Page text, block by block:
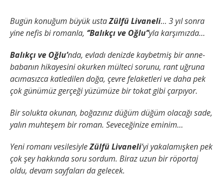
Bugün konuğum büyük ustaZülfü Livaneli… 3 yıl sonra
yine nefis bi romanla, ‘’Balıkçı ve Oğlu’’yla karşımızda…
Balıkçı ve Oğlu’nda, evladı denizde kaybetmiş bir anne-
babanın hikayesini okurken mülteci sorunu, rant uğruna
acımasızca katledilen doğa, çevre felaketleri ve daha pek
çok günümüz gerçeği yüzümüze bir tokat gibi çarpıyor.
Bir solukta okunan, boğazınız düğüm düğüm olacağı sade,
yalın muhteşem bir roman. Seveceğinize eminim…
Yeni romanı vesilesiyleZülfü Livaneli’yi yakalamışken pek
çok şey hakkında soru sordum. Biraz uzun bir röportaj
oldu, devam sayfaları da gelecek.